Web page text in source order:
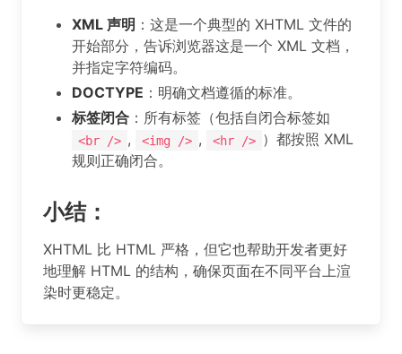
XML 声明 ：这是一个典型的 XHTML 文件的
开始部分，告诉浏览器这是一个 XML 文档，
并指定字符编码。
DOCTYPE ：明确文档遵循的标准。
标签闭合 ：所有标签（包括自闭合标签如
<br /> , <img /> , <hr /> ）都按照 XML
规则正确闭合。
小结：
XHTML 比 HTML 严格，但它也帮助开发者更好
地理解 HTML 的结构，确保页面在不同平台上渲
染时更稳定。